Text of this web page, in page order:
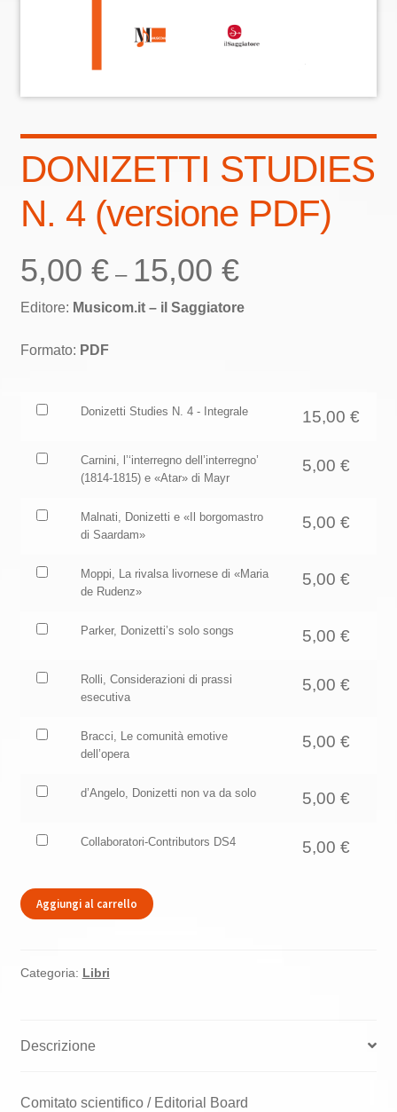
DONIZETTI STUDIES
N. 4 (versione PDF)
5,00 €– 15,00 €
Editore: Musicom.it – il Saggiatore
Formato: PDF
Acquista
questo
articolo
Donizetti Studies N. 4 - Integrale 15,00 €
Acquista
un'unità
questo
articolo
Carnini, l’‘interregno dell’interregno’
(1814-1815) e «Atar» di Mayr
5,00 €
Acquista
un'unità
questo
articolo
Malnati, Donizetti e «Il borgomastro
di Saardam»
5,00 €
Acquista
un'unità
questo
Moppi, La rivalsa livornese di «Maria
de Rudenz»
5,00 €
Acquista
questo
articolo
Parker, Donizetti’s solo songs 5,00 €
Acquista
un'unità
questo
articolo
Rolli, Considerazioni di prassi
esecutiva
5,00 €
Acquista
un'unità
questo
Bracci, Le comunità emotive
dell’opera
5,00 €
Acquista
questo
d’Angelo, Donizetti non va da solo 5,00 €
Acquista
articolo
Collaboratori-Contributors DS4 5,00 €
Aggiungi al carrello
Categoria: Libri
Descrizione
Comitato scientifico / Editorial Board